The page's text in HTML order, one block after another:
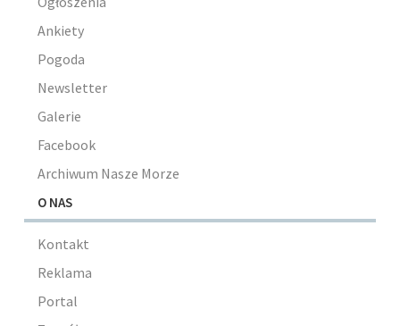
Ankiety
Pogoda
Newsletter
Galerie
Facebook
Archiwum Nasze Morze
O NAS
Kontakt
Reklama
Portal